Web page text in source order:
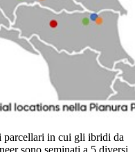
parcellari in cui gli ibridi da
sono seminati a 5 diversi